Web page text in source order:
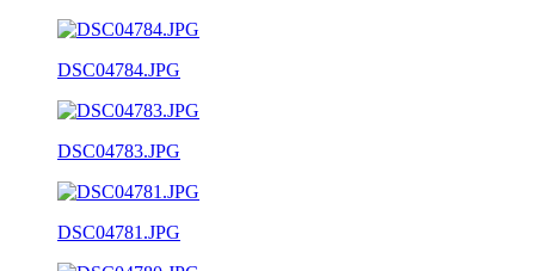
DSC04784.JPG
DSC04783.JPG
DSC04781.JPG